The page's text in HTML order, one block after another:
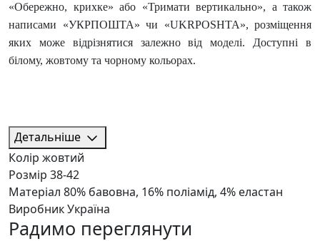
«Обережно, крихке» або «Тримати вертикально», а також
написами «УКРПОШТА» чи «UKRPOSHTA», розміщення
яких може відрізнятися залежно від моделі. Доступні в
білому, жовтому та чорному кольорах.
Детальніше
Колір жовтий
Розмір 38-42
Матеріал 80% бавовна, 16% поліамід, 4% еластан
ВиробникУкраїна
Радимо переглянути